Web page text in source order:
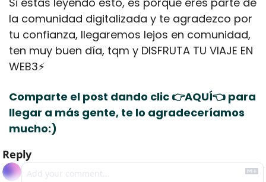
la comunidad digitalizada y te agradezco por
tu confianza, llegaremos lejos en comunidad,
ten muy buen día, tqm y DISFRUTA TU VIAJE EN
WEB3⚡
Comparte el post dando clic 👉AQUÍ👈 para
llegar a más gente, te lo agradeceríamos
mucho:)
Reply